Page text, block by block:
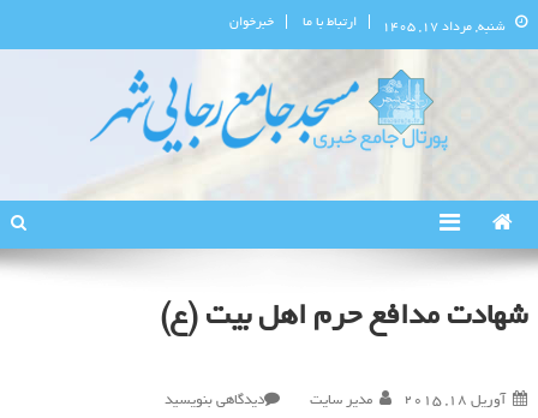
شنبه, مرداد ۱۷, ۱۴۰۵ ارتباط با ما خبرخوان
پورتال اطلاع‌رسانی مسجد جامع
شهادت مدافع حرم اهل بیت (ع)
آوریل 18, 2015 مدیر سایت دیدگاهی بنویسیددر